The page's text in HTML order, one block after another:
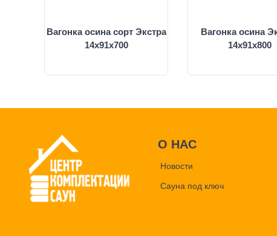
Вагонка осина сорт Экстра
14х91х700
Вагонка осина
14х91х800
О НАС
Новости
Сауна под ключ